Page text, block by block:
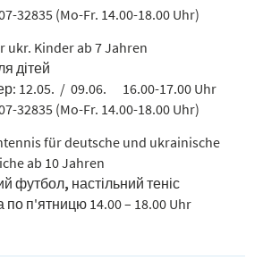
32835 (Mo-Fr. 14.00-18.00 Uhr)
ukr. Kinder ab 7 Jahren
дітей
12.05. / 09.06. 16.00-17.00 Uhr
32835 (Mo-Fr. 14.00-18.00 Uhr)
für deutsche und ukrainische
ab 10 Jahren
футбол, настільний теніс
по п'ятницю 14.00 – 18.00 Uhr